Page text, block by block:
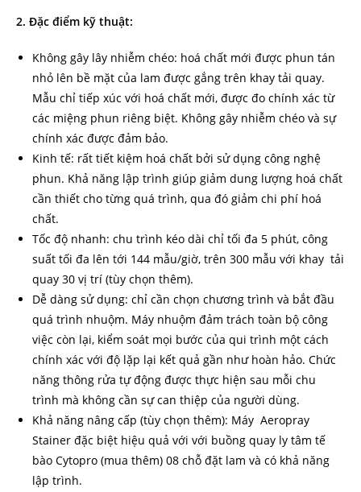
2. Đặc điểm kỹ thuật:
Không gây lây nhiễm chéo: hoá chất mới được phun tán
nhỏ lên bề mặt của lam được gắng trên khay tải quay.
Mẫu chỉ tiếp xúc với hoá chất mới, được đo chính xác từ
các miệng phun riêng biệt. Không gây nhiễm chéo và sự
chính xác được đảm bảo.
Kinh tế: rất tiết kiệm hoá chất bởi sử dụng công nghệ
phun. Khả năng lập trình giúp giảm dung lượng hoá chất
cần thiết cho từng quá trình, qua đó giảm chi phí hoá
chất.
Tốc độ nhanh: chu trình kéo dài chỉ tối đa 5 phút, công
suất tối đa lên tới 144 mẫu/giờ, trên 300 mẫu với khay tải
quay 30 vị trí (tùy chọn thêm).
Dễ dàng sử dụng: chỉ cần chọn chương trình và bắt đầu
quá trình nhuộm. Máy nhuộm đảm trách toàn bộ công
việc còn lại, kiểm soát mọi bước của qui trình một cách
chính xác với độ lặp lại kết quả gần như hoàn hảo. Chức
năng thông rửa tự động được thực hiện sau mỗi chu
trình mà không cần sự can thiệp của người dùng.
Khả năng nâng cấp (tùy chọn thêm): Máy Aeropray
Stainer đặc biệt hiệu quả với với buồng quay ly tâm tế
bào Cytopro (mua thêm) 08 chỗ đặt lam và có khả năng
lập trình.